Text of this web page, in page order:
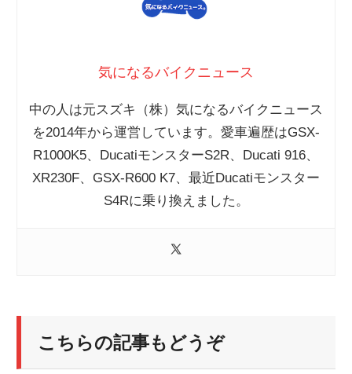
気になるバイクニュース
中の人は元スズキ（株）気になるバイクニュース
を2014年から運営しています。愛車遍歴はGSX-
R1000K5、DucatiモンスターS2R、Ducati 916、
XR230F、GSX-R600 K7、最近Ducatiモンスター
S4Rに乗り換えました。
こちらの記事もどうぞ